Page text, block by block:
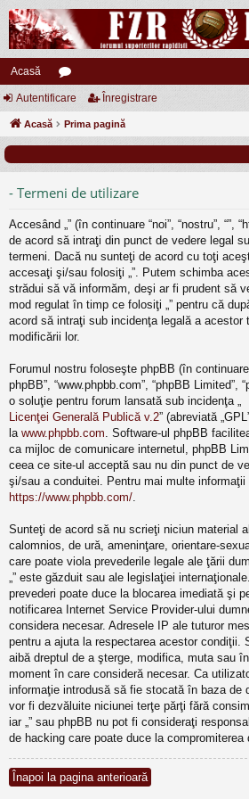
Acasă
or
u
Autentificare Înregistrare
Acasă Prima pagină
- Termeni de utilizare
Accesând „” (în continuare “noi”, “nostru”, “”,
de acord să intraţi din punct de vedere legal
termeni. Dacă nu sunteţi de acord cu toţi
accesaţi şi/sau folosiţi „”. Putem schimba
strădui să vă informăm, deşi ar fi prudent să
mod regulat în timp ce folosiţi „” pentru că
acord să intraţi sub incidenţa legală a acestor
modificării lor.
Forumul nostru foloseşte phpBB (în continuare
phpBB”, “www.phpbb.com”, “phpBB Limited”,
o soluţie pentru forum lansată sub incidenţa „
Licenţei Generală Publică v.2” (abreviată
la www.phpbb.com . Software-ul phpBB
ca mijloc de comunicare internetul, phpBB
ceea ce site-ul acceptă sau nu din punct de
şi/sau a conduitei. Pentru mai multe
https://www.phpbb.com/
Sunteţi de acord să nu scrieţi niciun material
calomnios, de ură, ameninţare, orientare-
care poate viola prevederile legale ale ţării
„” este găzduit sau ale legislaţiei
prevederi poate duce la blocarea imediată şi
notificarea Internet Service Provider-ului
considera necesar. Adresele IP ale tuturor
pentru a ajuta la respectarea acestor condiţii.
aibă dreptul de a şterge, modifica, muta sau
moment în care consideră necesar. Ca
informaţie introdusă să fie stocată în baza de
vor fi dezvăluite niciunei terţe părţi fără
iar „” sau phpBB nu pot fi consideraţi
de hacking care poate duce la compromiterea
Înapoi la pagina anterioară